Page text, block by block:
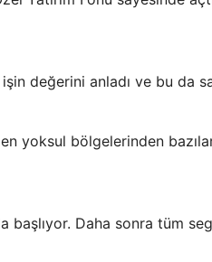
değerini anladı ve bu da
yoksul bölgelerinden
başlıyor. Daha sonra tüm